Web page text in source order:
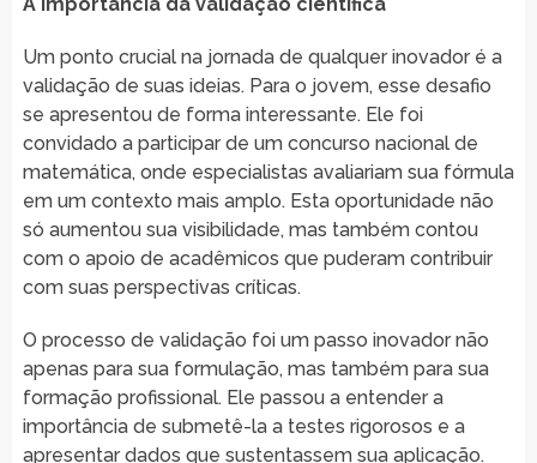
Um ponto crucial na jornada de qualquer inovador é a
validação de suas ideias. Para o jovem, esse desafio
se apresentou de forma interessante. Ele foi
convidado a participar de um concurso nacional de
matemática, onde especialistas avaliariam sua fórmula
em um contexto mais amplo. Esta oportunidade não
só aumentou sua visibilidade, mas também contou
com o apoio de acadêmicos que puderam contribuir
com suas perspectivas críticas.
O processo de validação foi um passo inovador não
apenas para sua formulação, mas também para sua
formação profissional. Ele passou a entender a
importância de submetê-la a testes rigorosos e a
apresentar dados que sustentassem sua aplicação.